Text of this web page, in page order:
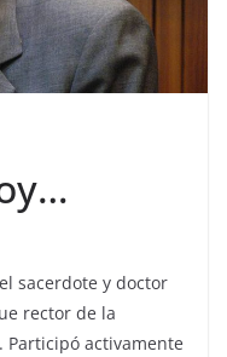
sacerdote y doctor
rector de la
Participó activamente